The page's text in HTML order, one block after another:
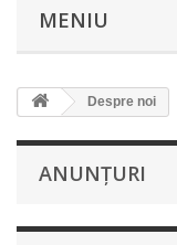
MENIU
Despre noi
ANUNȚURI